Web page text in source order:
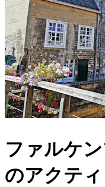
ファルケ
のアクテ